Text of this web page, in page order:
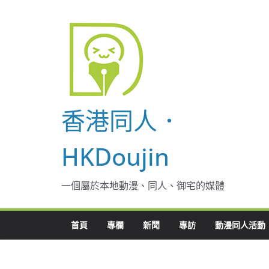
香港同人．
HKDoujin
一個屬於本地動漫、同人、御宅的媒體
首頁 專欄 新聞 專訪 動漫同人活動